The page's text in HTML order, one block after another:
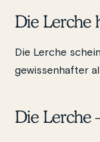
Die Lerche
Die Lerche
gewissenhafter
Die Lerche